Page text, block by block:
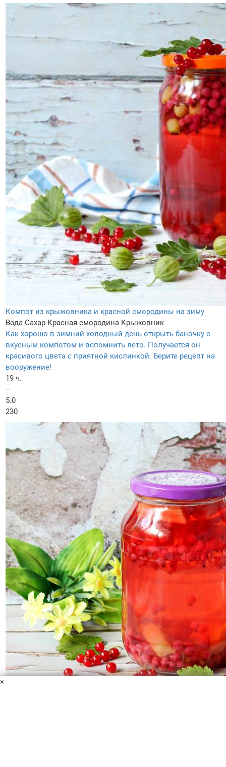
Компот из крыжовника и красной смородины на зиму
Вода Сахар Красная смородина Крыжовник
Как хорошо в зимний холодный день открыть баночку с
вкусным компотом и вспомнить лето. Получается он
красивого цвета с приятной кислинкой. Берите рецепт на
вооружение!
19 ч.
–
5.0
230
×